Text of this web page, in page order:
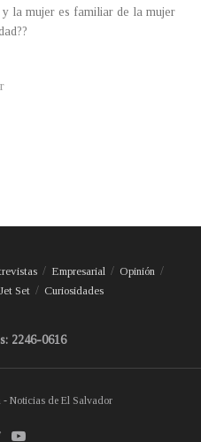
la mujer es familiar de la mujer
Empresarial
Opinión
Jet Set Curiosidades
2246-0616
Noticias de El Salvador